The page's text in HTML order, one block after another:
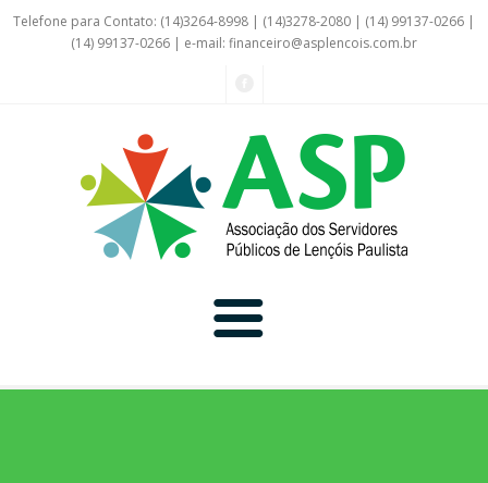
Telefone para Contato: (14)3264-8998 | (14)3278-2080 | (14) 99137-0266 |
(14) 99137-0266 | e-mail: financeiro@asplencois.com.br
Convênio Online